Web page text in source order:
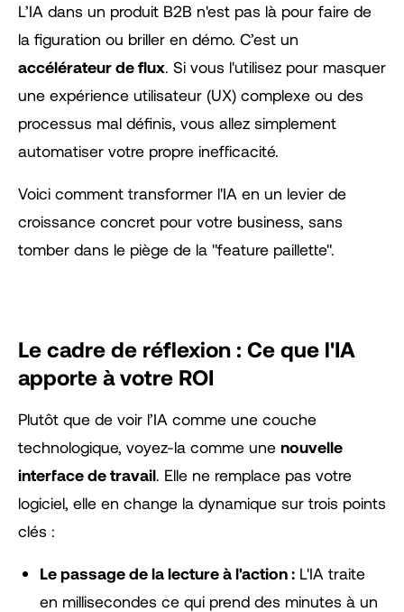
L’IA dans un produit B2B n'est pas là pour faire de
la figuration ou briller en démo. C’est un
accélérateur de flux. Si vous l'utilisez pour masquer
une expérience utilisateur (UX) complexe ou des
processus mal définis, vous allez simplement
automatiser votre propre inefficacité.
Voici comment transformer l'IA en un levier de
croissance concret pour votre business, sans
tomber dans le piège de la "feature paillette".
Le cadre de réflexion : Ce que l'IA
apporte à votre ROI
Plutôt que de voir l’IA comme une couche
technologique, voyez-la comme une nouvelle
interface de travail. Elle ne remplace pas votre
logiciel, elle en change la dynamique sur trois points
clés :
Le passage de la lecture à l'action : L'IA traite
en millisecondes ce qui prend des minutes à un